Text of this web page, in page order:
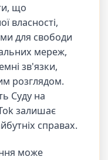
що
власності,
для свободи
мереж,
зв'язки,
розглядом.
Суду на
залишає
справах.
може